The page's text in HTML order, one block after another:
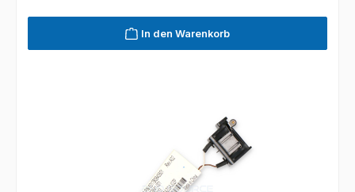
In den Warenkorb